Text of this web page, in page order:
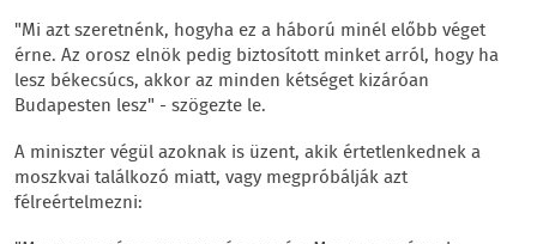
"Mi azt szeretnénk, hogyha ez a háború minél előbb véget
érne. Az orosz elnök pedig biztosított minket arról, hogy ha
lesz békecsúcs, akkor az minden kétséget kizáróan
Budapesten lesz" - szögezte le.
A miniszter végül azoknak is üzent, akik értetlenkednek a
moszkvai találkozó miatt, vagy megpróbálják azt
félreértelmezni: